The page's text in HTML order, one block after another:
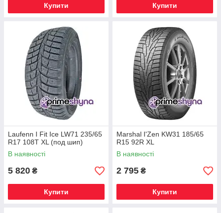
Купити Купити
Laufenn I Fit Ice LW71 235/65
R17 108T XL (под шип)
В наявності
5 820 ₴
Купити
Marshal I'Zen KW31 185/65
R15 92R XL
В наявності
2 795 ₴
Купити